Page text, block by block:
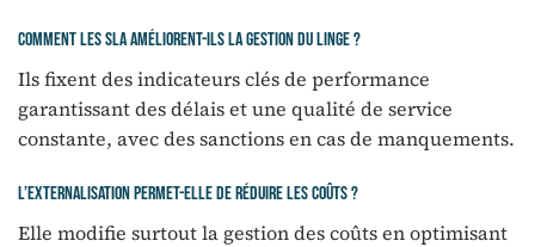
Comment les SLA améliorent-ils la gestion du linge ?
Ils fixent des indicateurs clés de performance
garantissant des délais et une qualité de service
constante, avec des sanctions en cas de manquements.
L’externalisation permet-elle de réduire les coûts ?
Elle modifie surtout la gestion des coûts en optimisant